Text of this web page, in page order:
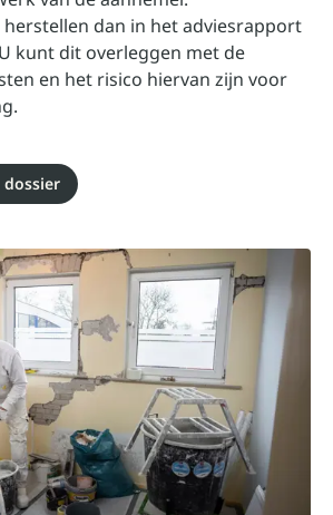
dan in het adviesrapport
kunt dit overleggen met de
en het risico hiervan zijn voor